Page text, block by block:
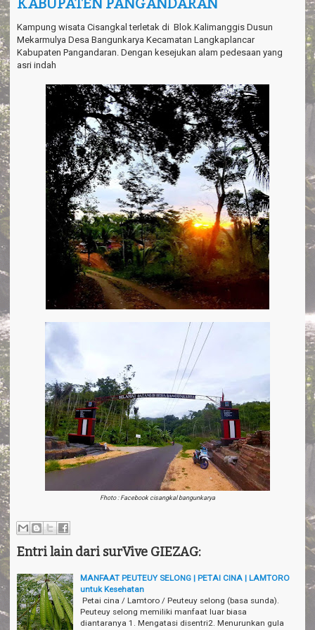
i
g
a
o
n
KABUPATEN PANGANDARAN
Kampung wisata Cisangkal terletak di Blok.Kalimanggis Dusun
Mekarmulya Desa Bangunkarya Kecamatan Langkaplancar
Kabupaten Pangandaran. Dengan kesejukan alam pedesaan yang
asri indah
Fhoto : Facebook cisangkal bangunkarya
Entri lain dari surVive GIEZAG:
MANFAAT PEUTEUY SELONG | PETAI CINA | LAMTORO
untuk Kesehatan
Petai cina / Lamtoro / Peuteuy selong (basa sunda).
Peuteuy selong memiliki manfaat luar biasa
diantaranya 1. Mengatasi disentri2. Menurunkan gula